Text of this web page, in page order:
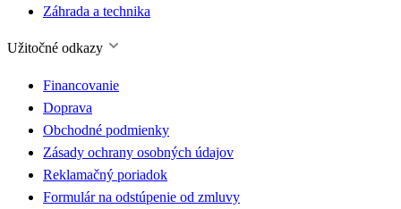
Záhrada a technika
Užitočné odkazy
Financovanie
Doprava
Obchodné podmienky
Zásady ochrany osobných údajov
Reklamačný poriadok
Formulár na odstúpenie od zmluvy